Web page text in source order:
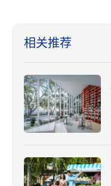
相关推荐